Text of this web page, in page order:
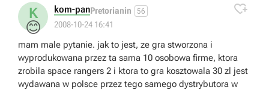
K
😊
kom-panPretorianin 56
2008-10-24 16:41

mam male pytanie. jak to jest, ze gra stworzona i
wyprodukowana przez ta sama 10 osobowa firme, ktora
zrobila space rangers 2 i ktora to gra kosztowala 30 zl jest
wydawana w polsce przez tego samego dystrybutora w